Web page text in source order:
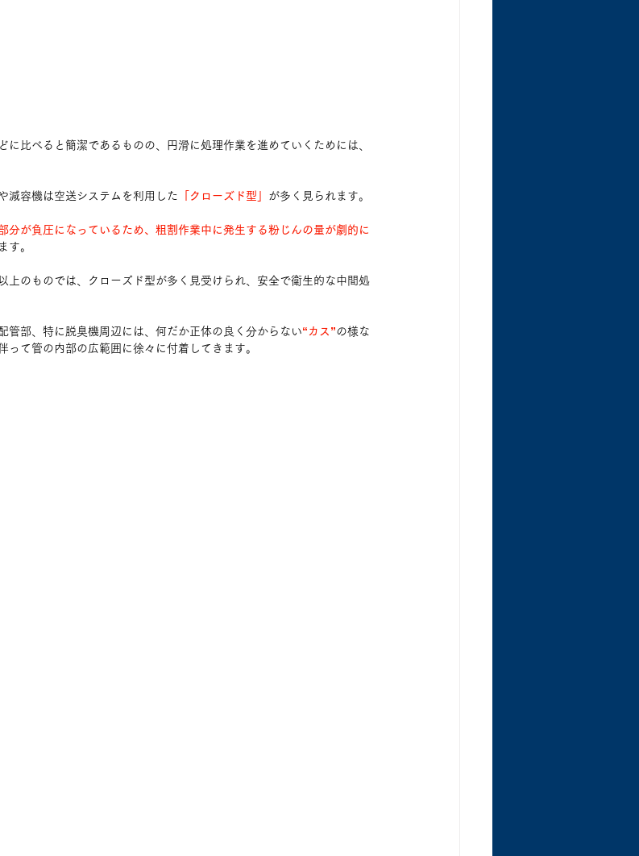
に比べると簡潔であるものの、円滑に処理作業を進めていくためには、
減容機は空送システムを利用した 「クローズド型」 が多く見られます。
分が負圧になっているため、粗割作業中に発生する粉じんの量が劇的に
す。
上のものでは、クローズド型が多く見受けられ、安全で衛生的な中間処
管部、特に脱臭機周辺には、何だか正体の良く分からない“カス”の様な
って管の内部の広範囲に徐々に付着してきます。